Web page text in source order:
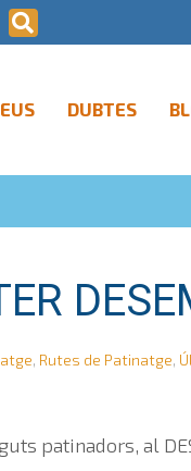
DUBTES
, Rutes de Patinatge,
patinadors, al